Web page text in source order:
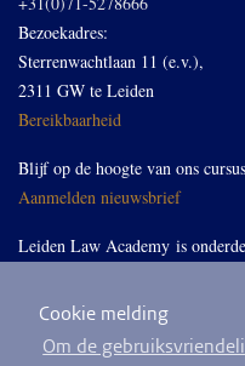
Cookie melding
Om de
Bezoekadres:
Sterrenwachtlaan 11 (e.v.),
2311 GW te Leiden
Bereikbaarheid
Blijf op de hoogte van ons
Aanmelden nieuwsbrief
Leiden Law Academy is
Volg ons op LinkedIn